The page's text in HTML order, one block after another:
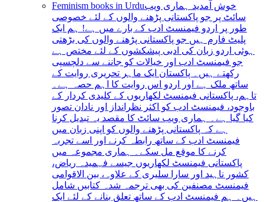
Feminism books in Urduخوش آمدید ہماری ویب
سائٹ پر جو پاکستانی پڑھنے والوں کے لئے خصوصی
طور پر اردو فیمنسٹ ادب کے بارے میں ہے! ہم ایک
پلیٹ فارم ہیں جو پاکستانی پڑھنے والوں کی بڑھتی
ہوئی اردو زبان کی ادبی پیشکشوں کے لئے مختص ہے
جو فیمنسٹ ادب اور خیالات کو جاننے سے دلچسپی
رکھتے ہیں۔ پاکستان ایک ماہر تحریری روایت کے
ساتھ ملک ہے اور اردو اس روایت کا اہم حصہ ہے۔
تاہم، پاکستانی فیمنسٹ لکھاریوں کے کلیدی کردار کے
باوجود، فیمنسٹ ادب کو اکثر نظرانداز اور نادان تصور
کیا گیا ہے۔ ہماری ویب سائٹ کا مقصد یہ تبدیل کرنا
ہے کہ پاکستانی پڑھنے والوں کو اپنی زبان میں
فیمنسٹ ادب کے ساتھ رابطہ کرنے اور اسے تجربہ
کرنے کا موقع مل سکے۔ ہماری مجموعہ میں
پاکستانی فیمنسٹ لکھاریوں جیسے فہمیدہ ریاض،
کشور ناہید اور سارا سلیری کے علاوہ، بین الاقوامی
فیمنسٹ مصنفین کی بھی ترجمہ شدہ کتابیں شامل
ہیں۔ ہم فیمنسٹ ادب کے ساتھ تعلق بنانے کے لئے ایک